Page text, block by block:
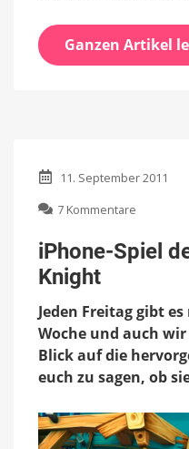
Ganzen Artikel
11. September 2011
7 Kommentare
Spiel
der
Knight
iPhone-Spiel
Knight
Jeden Freitag gibt
Woche und auch
Blick auf die
euch zu sagen, ob